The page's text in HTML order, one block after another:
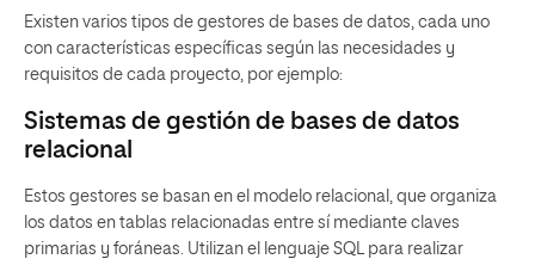
Existen varios tipos de gestores de bases de datos, cada uno
con características específicas según las necesidades y
requisitos de cada proyecto, por ejemplo:
Sistemas de gestión de bases de datos
relacional
Estos gestores se basan en el modelo relacional, que organiza
los datos en tablas relacionadas entre sí mediante claves
primarias y foráneas. Utilizan el lenguaje SQL para realizar